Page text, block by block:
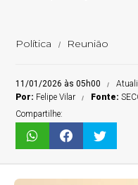
Política Reunião
11/01/2026 às 05h00
Por: Felipe Vilar Fonte:
Compartilhe: